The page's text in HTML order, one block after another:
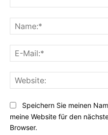
Speichern Sie meinen
meine Website für den
Browser.